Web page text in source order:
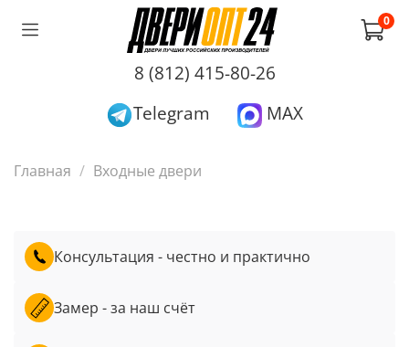
0
8 (812) 415-80-26
Telegram
MAX
Главная Входные двери
Консультация - честно и практично
Замер - за наш счёт